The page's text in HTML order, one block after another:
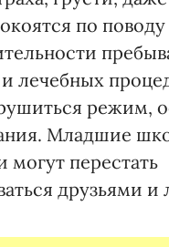
по
лечебных
режим,
Младшие
могут перестать
друзьями